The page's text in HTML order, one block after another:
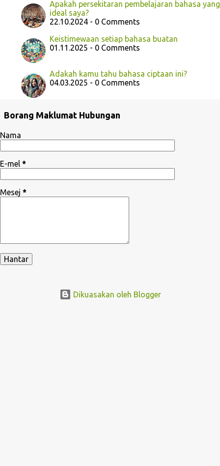
Apakah persekitaran pembelajaran bahasa yang
ideal saya?
22.10.2024 - 0 Comments
Keistimewaan setiap bahasa buatan
01.11.2025 - 0 Comments
Adakah kamu tahu bahasa ciptaan ini?
04.03.2025 - 0 Comments
Borang Maklumat Hubungan
Nama
E-mel *
Mesej *
Dikuasakan oleh Blogger